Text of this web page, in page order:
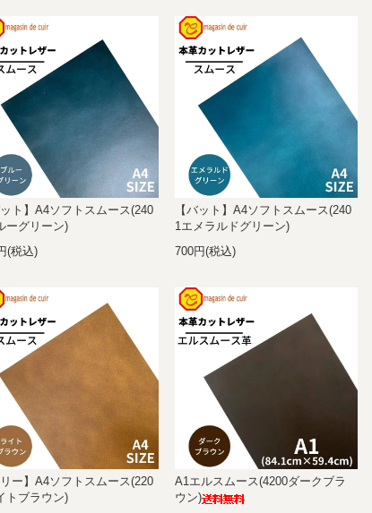
ット】A4ソフトスムース(240
ーグリーン)
(税込)
【バット】A4ソフトスムース(240
1エメラルドグリーン)
700円(税込)
リー】A4ソフトスムース(220
トブラウン)
A1エルスムース(4200ダークブラ
ウン)